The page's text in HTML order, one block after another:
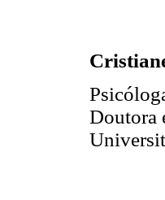
Doutora